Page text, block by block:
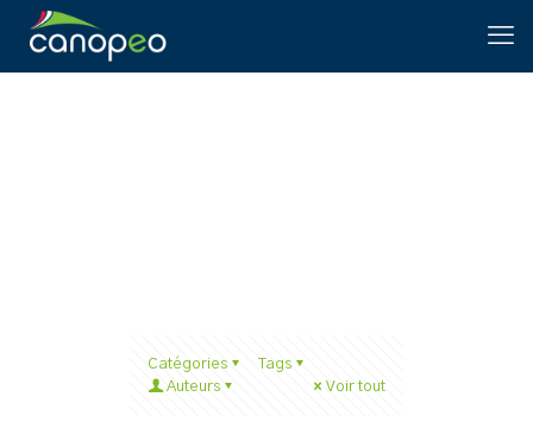
Catégories
Tags
Auteurs
Voir tout